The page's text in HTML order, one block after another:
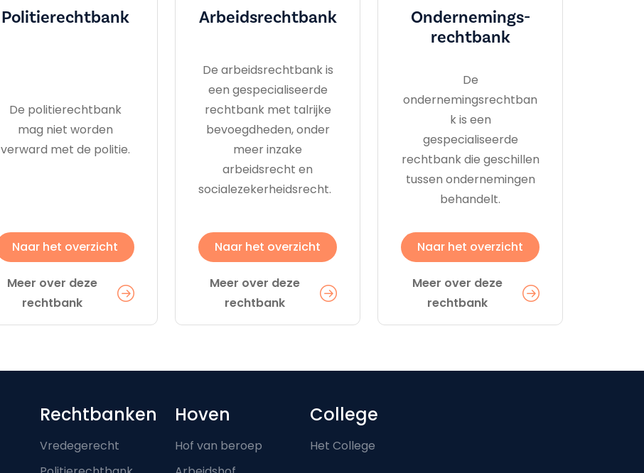
Politierechtbank
De politierechtbank
mag niet worden
verward met de politie.
Naar het overzicht
Meer over deze
rechtbank
Arbeids­rechtbank
De arbeidsrechtbank is
een gespecialiseerde
rechtbank met talrijke
bevoegdheden, onder
meer inzake
arbeidsrecht en
socialezekerheidsrecht.
Naar het overzicht
Meer over deze
rechtbank
Ondernemings­
rechtbank
De
ondernemingsrechtban
k is een
gespecialiseerde
rechtbank die geschillen
tussen ondernemingen
behandelt.
Naar het overzicht
Meer over deze
rechtbank
Footer-menu
Rechtbanken
Vredegerecht
Hoven
Hof van beroep
College
Het College